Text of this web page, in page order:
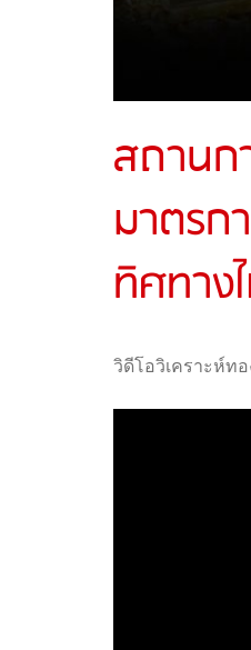
สถานก
มาตรก
ทิศทาง
วิดีโอวิเคราะห์ท